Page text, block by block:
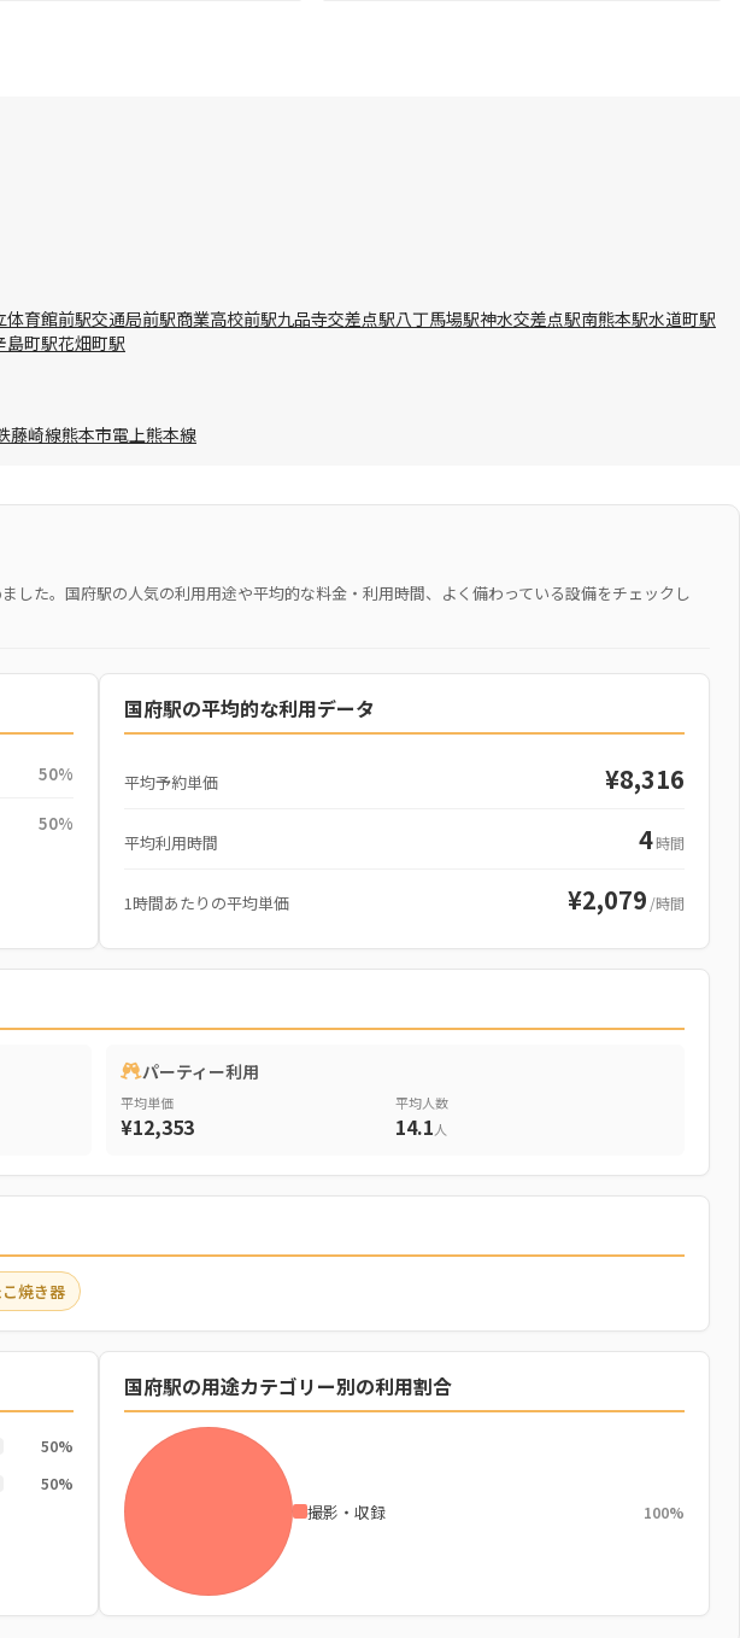
体育館前駅交通局前駅商業高校前駅九品寺交差点駅八丁馬場駅神水交差点駅南熊本駅水道町駅
島町駅花畑町駅
藤崎線熊本市電上熊本線
した。国府駅の人気の利用用途や平均的な料金・利用時間、よく備わっている設備をチェックし
50%
50%
国府駅の平均的な利用データ
平均予約単価 ¥8,316
平均利用時間 4時間
1時間あたりの平均単価 ¥2,079 /時間
パーティー利用
平均単価
¥12,353
平均人数
14.1人
焼き器
50%
50%
国府駅の用途カテゴリー別の利用割合
撮影・収録 100%